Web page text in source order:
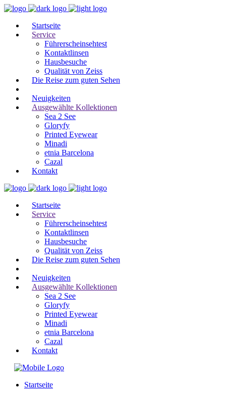
Startseite
Service
Führerscheinsehtest
Kontaktlinsen
Hausbesuche
Qualität von Zeiss
Die Reise zum guten Sehen
Neuigkeiten
Ausgewählte Kollektionen
Sea 2 See
Gloryfy
Printed Eyewear
Minadi
etnia Barcelona
Cazal
Kontakt
Startseite
Service
Führerscheinsehtest
Kontaktlinsen
Hausbesuche
Qualität von Zeiss
Die Reise zum guten Sehen
Neuigkeiten
Ausgewählte Kollektionen
Sea 2 See
Gloryfy
Printed Eyewear
Minadi
etnia Barcelona
Cazal
Kontakt
Startseite